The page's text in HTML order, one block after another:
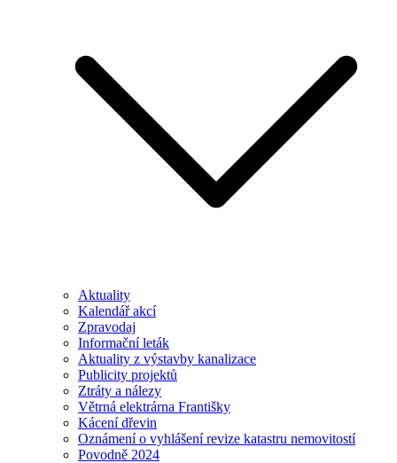
Aktuality
Kalendář akcí
Zpravodaj
Informační leták
Aktuality z výstavby kanalizace
Publicity projektů
Ztráty a nálezy
Větrná elektrárna Františky
Kácení dřevin
Oznámení o vyhlášení revize katastru nemovitostí
Povodně 2024